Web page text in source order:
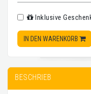
Inklusive
IN DEN WARENKORB
BESCHRIEB